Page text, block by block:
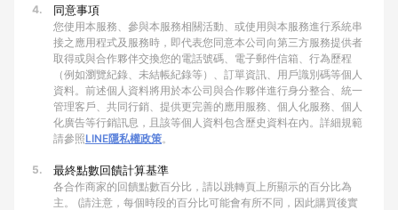
4. 同意事項
您使用本服務、參與本服務相關活動、或使用與本服務進行系統串
接之應用程式及服務時，即代表您同意本公司向第三方服務提供者
取得或與合作夥伴交換您的電話號碼、電子郵件信箱、行為歷程
（例如瀏覽紀錄、未結帳紀錄等）、訂單資訊、用戶識別碼等個人
資料。前述個人資料將用於本公司與合作夥伴進行身分整合、統一
管理客戶、共同行銷、提供更完善的應用服務、個人化服務、個人
化廣告等行銷訊息，且該等個人資料包含歷史資料在內。詳細規範
請參照LINE隱私權政策。
5. 最終點數回饋計算基準
各合作商家的回饋點數百分比，請以跳轉頁上所顯示的百分比為
主。 (請注意，每個時段的百分比可能會有所不同，因此購買後實